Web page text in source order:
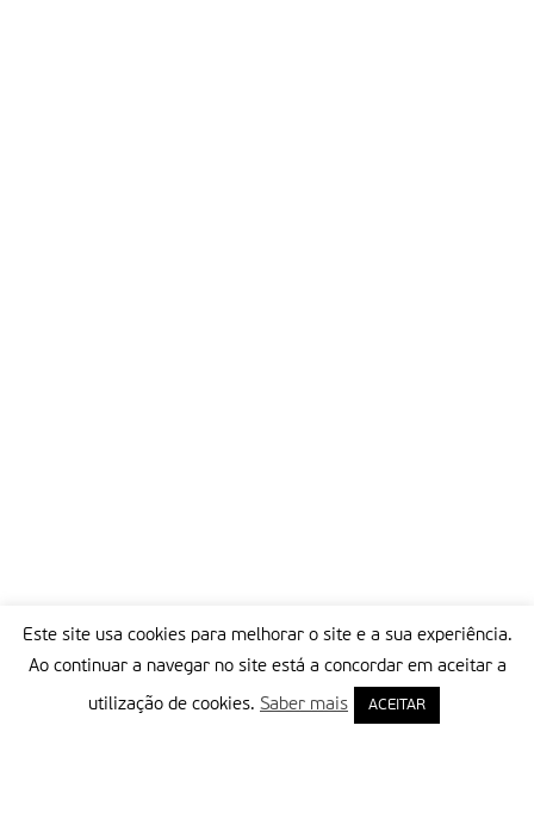
Este site usa cookies para melhorar o site e a sua experiência.
Ao continuar a navegar no site está a concordar em aceitar a
utilização de cookies. Saber mais ACEITAR